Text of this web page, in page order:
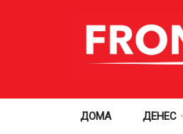
ДОМА ДЕНЕС